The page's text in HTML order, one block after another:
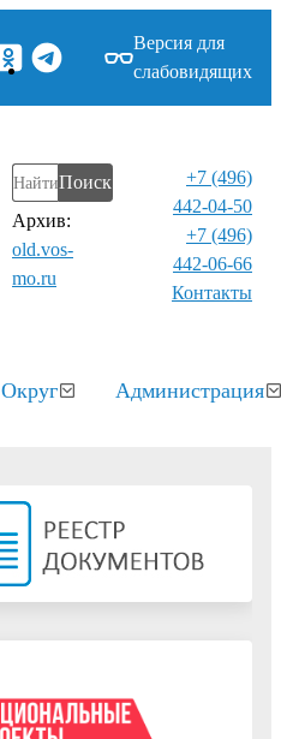
Версия для
слабовидящих
Поиск
Архив:
old.vos-
mo.ru
+7 (496)
442-04-50
+7 (496)
442-06-66
Контакты⁠
Округ Администрация